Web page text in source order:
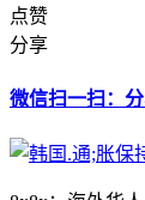
点赞
分享
微信扫一扫：